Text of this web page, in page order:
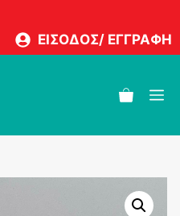
ΕΙΣΟΔΟΣ/ ΕΓΓΡΑΦΗ